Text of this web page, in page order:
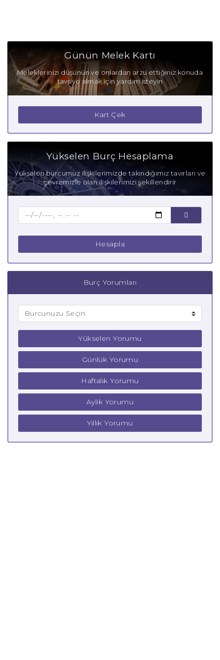
Günün Melek Kartı
Meleklerinizi düşünün ve onlardan arzu ettiğiniz konuda
tavsiye almak için yardım isteyin
Kart Çek
Yükselen Burç Hesaplama
Yükselen burcumuz ilişkilerimizde takındığımız tavırları ve
çevremizle olan ilişkilerimizi şekillendirir
Hesapla
Burç Yorumları
Yükselen Yorumu
Günlük Yorumu
Haftalık Yorumu
Aylık Yorumu
Yıllık Yorumu